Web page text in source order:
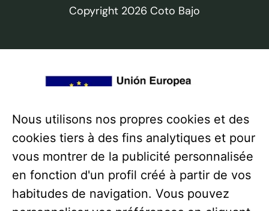
Copyright 2026 Coto Bajo
Nous utilisons nos propres cookies et des
cookies tiers à des fins analytiques et pour
vous montrer de la publicité personnalisée
en fonction d'un profil créé à partir de vos
habitudes de navigation. Vous pouvez